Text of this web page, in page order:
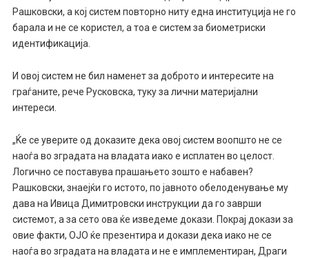
Рашковски, а кој систем повторно ниту една институција не го
барала и не се користел, а тоа е систем за биометриски
идентификација.
И овој систем не бил наменет за доброто и интересите на
граѓаните, рече Русковска, туку за лични материјални
интереси.
„Ќе се уверите од доказите дека овој систем воопшто не се
наоѓа во зградата на владата иако е исплатен во целост.
Логично се поставува прашањето зошто е набавен?
Рашковски, знаејќи го истото, по јавното обелоденување му
дава на Ивица Димитровски инструкции да го заврши
системот, а за сето ова ќе изведеме докази. Покрај докази за
овие факти, ОЈО ќе презентира и докази дека иако не се
наоѓа во зградата на владата и не е имплементиран, Драги